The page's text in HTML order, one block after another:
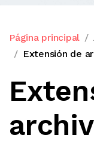
Página principal
Extensión de